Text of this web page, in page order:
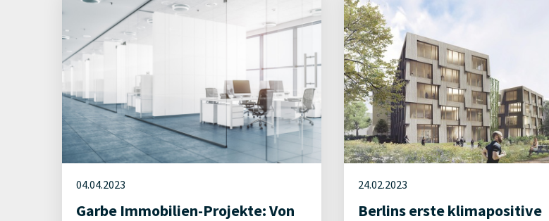
04.04.2023
Garbe Immobilien-Projekte: Von
24.02.2023
Berlins erste klimapositive